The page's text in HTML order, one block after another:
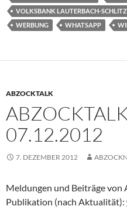
VOLKSBANK LAUTERBACH-SCHLITZ
WERBUNG
WHATSAPP
ABZOCKTALK
07.12.2012
7. DEZEMBER 2012
Meldungen und Beiträge von
Publikation (nach Aktualität):